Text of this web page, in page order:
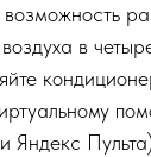
в
Яндекс